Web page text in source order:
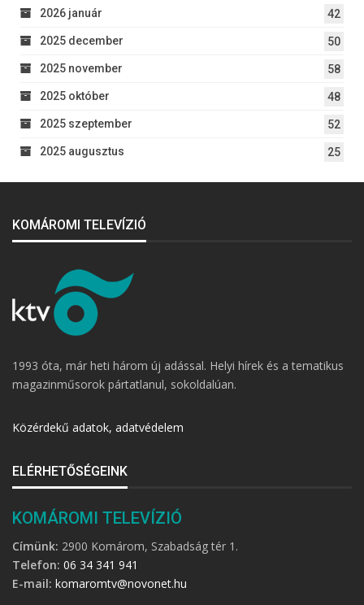
2026 január 42
2025 december 50
2025 november 58
2025 október 48
2025 szeptember 52
2025 augusztus 25
KOMÁROMI TELEVÍZIÓ
1993 óta, már heti három új adással. Helyi hírek és a tematikus
magazinműsorok pártatlanul, sokoldalúan.
Közérdekű adatok, adatvédelem
ELÉRHETŐSÉGEINK
KOMÁROMI TELEVÍZIÓ
Címünk: 2900 Komárom, Szabadság tér 1.
Telefon: 06 34 341 941
E-mail: komaromtv@novonet.hu